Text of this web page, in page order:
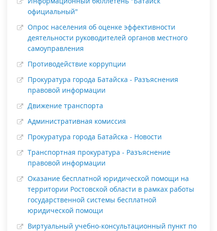
официальный"
Опрос населения об оценке эффективности
деятельности руководителей органов местного
самоуправления
Противодействие коррупции
Прокуратура города Батайска - Разъяснения
правовой информации
Движение транспорта
Административная комиссия
Прокуратура города Батайска - Новости
Транспортная прокуратура - Разъяснение
правовой информации
Оказание бесплатной юридической помощи на
территории Ростовской области в рамках работы
государственной системы бесплатной
юридической помощи
Виртуальный учебно-консультационный пункт по